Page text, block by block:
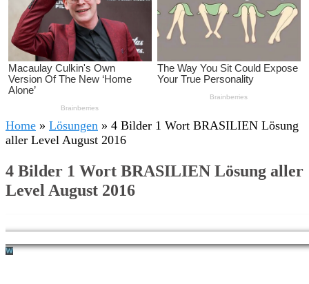
Home » Lösungen » 4 Bilder 1 Wort BRASILIEN Lösung
aller Level August 2016
4 Bilder 1 Wort BRASILIEN Lösung aller
Level August 2016